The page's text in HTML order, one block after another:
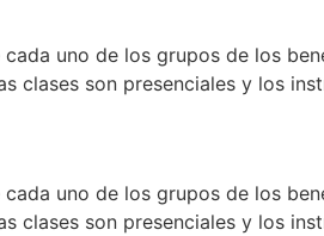
uno de los grupos de los
clases son presenciales y los
uno de los grupos de los
clases son presenciales y los